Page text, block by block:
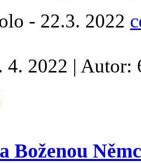
- 22.3. 2022
4. 2022 | Autor:
Boženou